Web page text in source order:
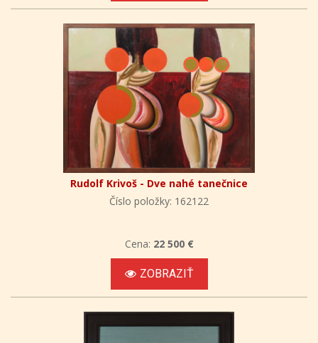
Rudolf Krivoš - Dve nahé tanečnice
Číslo položky: 162122
Cena: 22 500 €
ZOBRAZIŤ